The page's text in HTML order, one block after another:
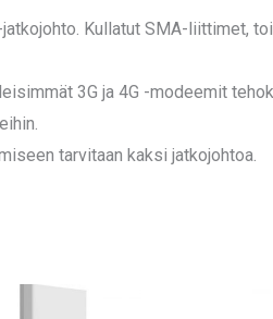
Kullatut SMA-liittimet,
3G ja 4G -modeemit
tarvitaan kaksi jatkojohtoa.